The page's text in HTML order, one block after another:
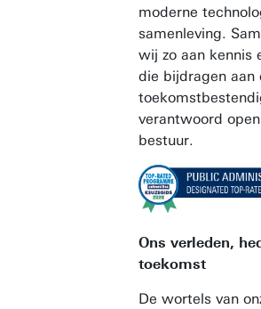
moderne
samenleving.
wij zo aan kennis
die bijdragen aan
verantwoord
bestuur.
Ons verleden,
toekomst
De wortels van